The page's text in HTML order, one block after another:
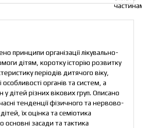
принципи організації лікувально-
дітям, коротку історію розвитку
періодів дитячого віку,
особливості органів та систем, а
дітей різних вікових груп. Описано
тенденції фізичного та нервово-
їх оцінка та семіотика
основні засади та тактика